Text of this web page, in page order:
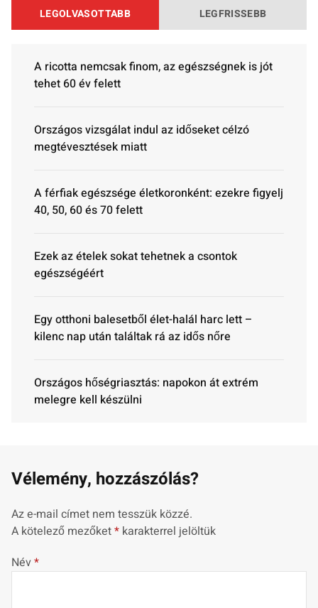
LEGOLVASOTTABB LEGFRISSEBB
A ricotta nemcsak finom, az egészségnek is jót
tehet 60 év felett
Országos vizsgálat indul az időseket célzó
megtévesztések miatt
A férfiak egészsége életkoronként: ezekre figyelj
40, 50, 60 és 70 felett
Ezek az ételek sokat tehetnek a csontok
egészségéért
Egy otthoni balesetből élet-halál harc lett –
kilenc nap után találtak rá az idős nőre
Országos hőségriasztás: napokon át extrém
melegre kell készülni
Vélemény, hozzászólás?
Az e-mail címet nem tesszük közzé.
A kötelező mezőket* karakterrel jelöltük
Név*